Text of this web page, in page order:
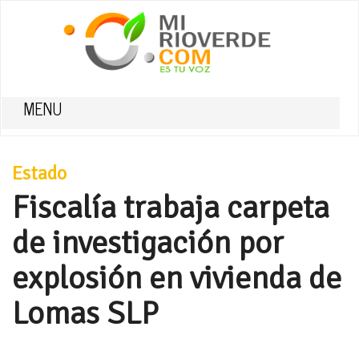
MENU
Estado
Fiscalía trabaja carpeta
de investigación por
explosión en vivienda de
Lomas SLP